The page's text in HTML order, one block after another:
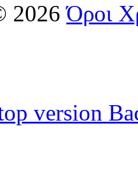
2026 Όροι
version